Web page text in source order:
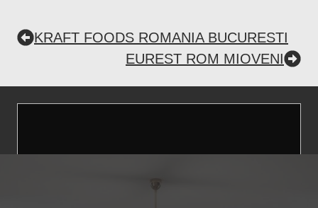
KRAFT FOODS ROMANIA BUCURESTI
EUREST ROM MIOVENI